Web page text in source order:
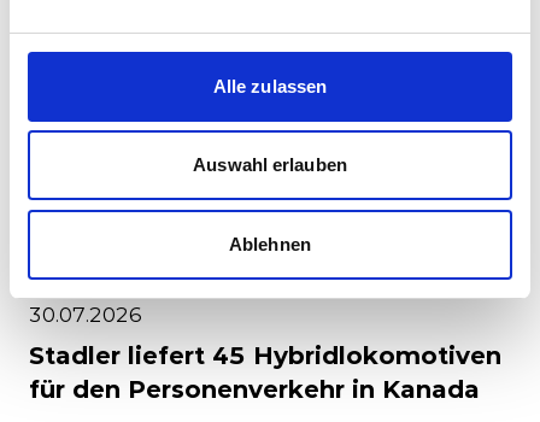
Alle zulassen
Auswahl erlauben
Ablehnen
30.07.2026
Stadler liefert 45 Hybridlokomotiven
für den Personenverkehr in Kanada